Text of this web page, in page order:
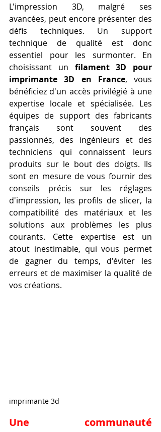
L'impression 3D, malgré ses
avancées, peut encore présenter des
défis techniques. Un support
technique de qualité est donc
essentiel pour les surmonter. En
choisissant un filament 3D pour
imprimante 3D en France, vous
bénéficiez d'un accès privilégié à une
expertise locale et spécialisée. Les
équipes de support des fabricants
français sont souvent des
passionnés, des ingénieurs et des
techniciens qui connaissent leurs
produits sur le bout des doigts. Ils
sont en mesure de vous fournir des
conseils précis sur les réglages
d'impression, les profils de slicer, la
compatibilité des matériaux et les
solutions aux problèmes les plus
courants. Cette expertise est un
atout inestimable, qui vous permet
de gagner du temps, d'éviter les
erreurs et de maximiser la qualité de
vos créations.
imprimante 3d
Une communauté